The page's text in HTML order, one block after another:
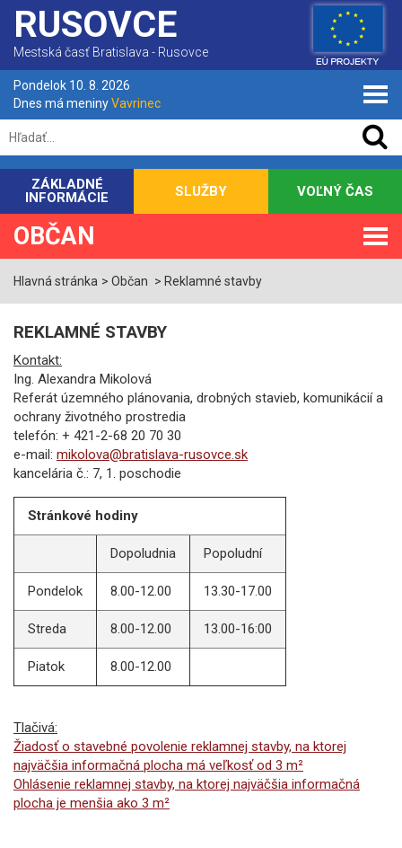
RUSOVCE
Mestská časť Bratislava - Rusovce
Pondelok 10. 8. 2026
Dnes má meninyVavrinec
ZÁKLADNÉ
INFORMÁCIE
OBČAN
SLUŽBY VOĽNÝ ČAS
Hlavná stránka Občan Reklamné stavby
REKLAMNÉ STAVBY
Kontakt:
Ing. Alexandra Mikolová
Referát územného plánovania, drobných stavieb, komunikácií a
ochrany životného prostredia
telefón: + 421-2-68 20 70 30
e-mail: mikolova@bratislava-rusovce.sk
kancelária č.: 7, 1. poschodie
Stránkové hodiny
Dopoludnia Popoludní
Pondelok 8.00-12.00 13.30-17.00
Streda 8.00-12.00 13.00-16:00
Piatok 8.00-12.00
Tlačivá:
Žiadosť o stavebné povolenie reklamnej stavby, na ktorej
najväčšia informačná plocha má veľkosť od 3 m²
Ohlásenie reklamnej stavby, na ktorej najväčšia informačná
plocha je menšia ako 3 m²